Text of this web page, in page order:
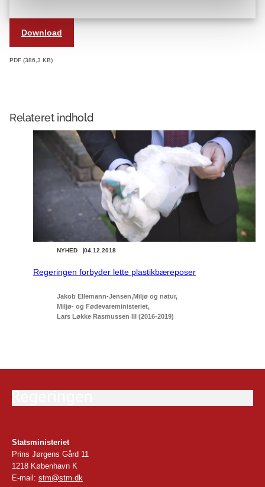
Download
PDF 386,3 KB
Relateret indhold
04.12.2018
NYHED
Regeringen forbyder lette plastikbæreposer
Jakob Ellemann-Jensen Miljø og natur
Miljø- og Fødevareministeriet
Lars Løkke Rasmussen III (2016-2019)
Statsministeriet
Prins Jørgens Gård 11
1218 København K
E-mail: stm@stm.dk